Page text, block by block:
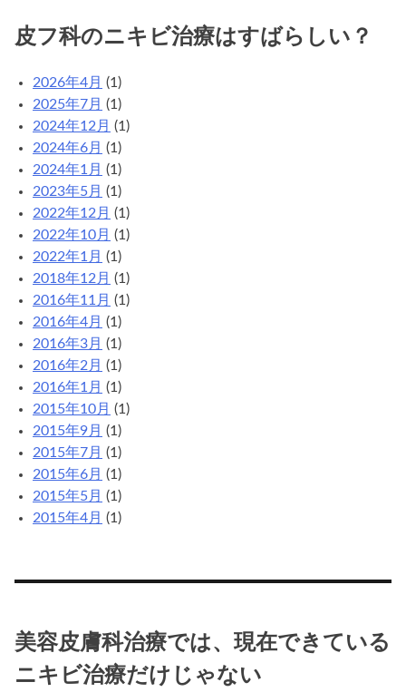
皮フ科のニキビ治療はすばらしい？
2026年4月 (1)
2025年7月 (1)
2024年12月 (1)
2024年6月 (1)
2024年1月 (1)
2023年5月 (1)
2022年12月 (1)
2022年10月 (1)
2022年1月 (1)
2018年12月 (1)
2016年11月 (1)
2016年4月 (1)
2016年3月 (1)
2016年2月 (1)
2016年1月 (1)
2015年10月 (1)
2015年9月 (1)
2015年7月 (1)
2015年6月 (1)
2015年5月 (1)
2015年4月 (1)
美容皮膚科治療では、現在できている
ニキビ治療だけじゃない